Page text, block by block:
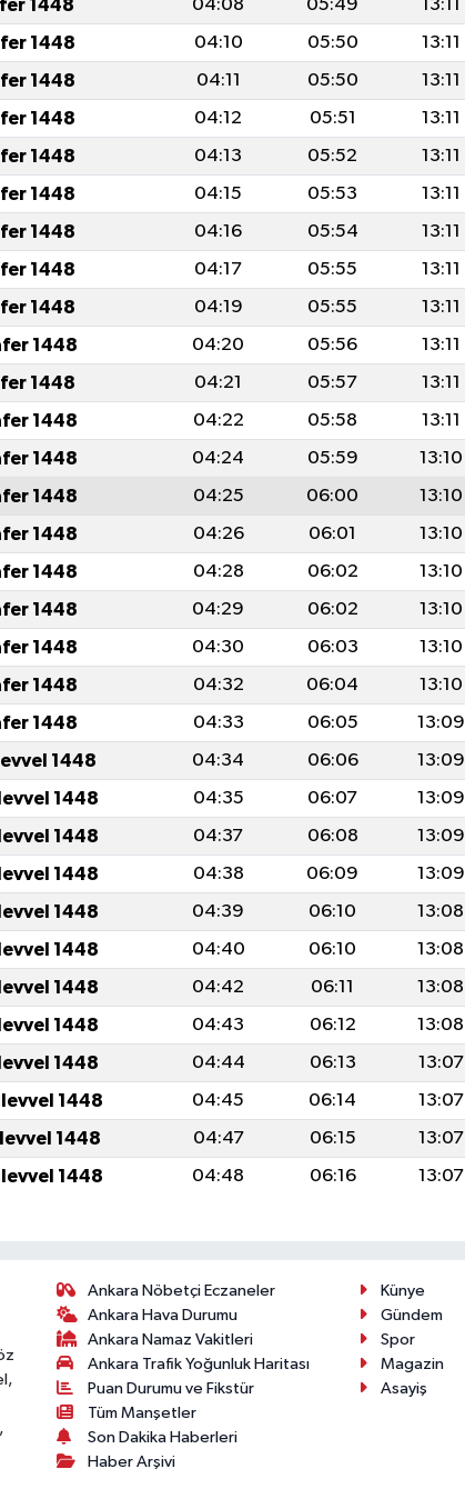
1448 04:08 05:49 13:11
1448 04:10 05:50 13:11
1448 04:11 05:50 13:11
1448 04:12 05:51 13:11
1448 04:13 05:52 13:11
1448 04:15 05:53 13:11
1448 04:16 05:54 13:11
1448 04:17 05:55 13:11
1448 04:19 05:55 13:11
1448 04:20 05:56 13:11
1448 04:21 05:57 13:11
1448 04:22 05:58 13:11
1448 04:24 05:59 13:10
1448 04:25 06:00 13:10
1448 04:26 06:01 13:10
1448 04:28 06:02 13:10
1448 04:29 06:02 13:10
1448 04:30 06:03 13:10
1448 04:32 06:04 13:10
1448 04:33 06:05 13:09
1448 04:34 06:06 13:09
1448 04:35 06:07 13:09
1448 04:37 06:08 13:09
1448 04:38 06:09 13:09
1448 04:39 06:10 13:08
1448 04:40 06:10 13:08
1448 04:42 06:11 13:08
1448 04:43 06:12 13:08
1448 04:44 06:13 13:07
1448 04:45 06:14 13:07
1448 04:47 06:15 13:07
1448 04:48 06:16 13:07
Ankara Nöbetçi Eczaneler
Ankara Hava Durumu
Ankara Namaz Vakitleri
Ankara Trafik Yoğunluk Haritası
Puan Durumu ve Fikstür
Tüm Manşetler
Son Dakika Haberleri
Haber Arşivi
Künye
Gündem
Spor
Magazin
Asayiş